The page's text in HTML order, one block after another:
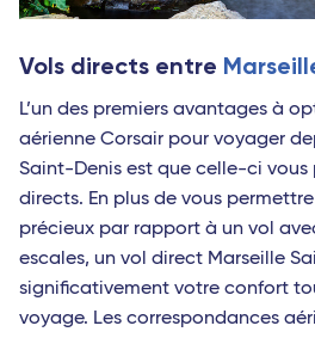
Vols directs entre
L’un des premiers avantages à
aérienne Corsair pour voyager
Saint-Denis est que celle-ci vous
directs. En plus de vous
précieux par rapport à un vol
escales, un vol direct Marseille
significativement votre confort
voyage. Les correspondances